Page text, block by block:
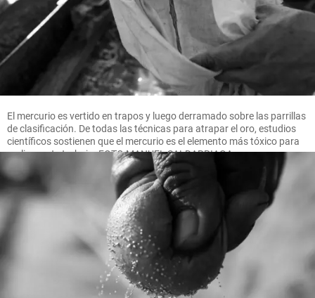
El mercurio es vertido en trapos y luego derramado sobre las parrillas
de clasificación. De todas las técnicas para atrapar el oro, estudios
científicos sostienen que el mercurio es el elemento más tóxico para
realizar este trabajo. FOTO MANUEL SALDARRIAGA